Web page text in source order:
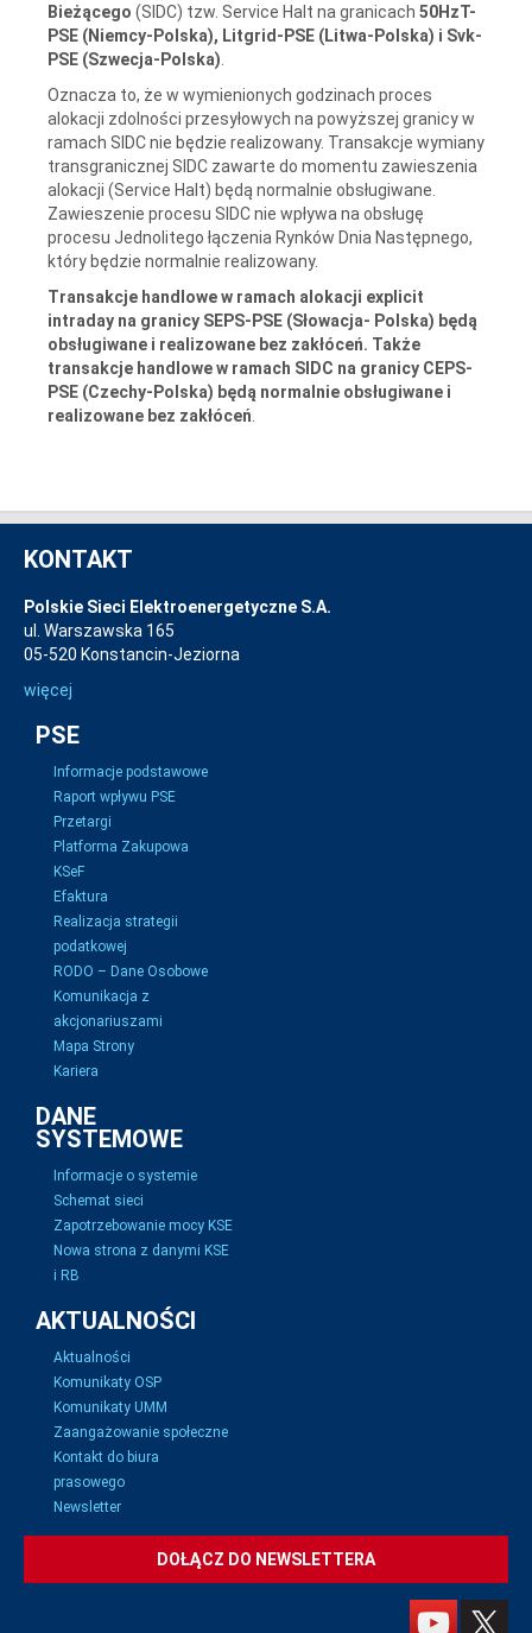
Bieżącego (SIDC) tzw. Service Halt na granicach 50HzT-
PSE (Niemcy-Polska), Litgrid-PSE (Litwa-Polska) i Svk-
PSE (Szwecja-Polska)
Oznacza to, że w wymienionych godzinach proces
alokacji zdolności przesyłowych na powyższej granicy w
ramach SIDC nie będzie realizowany. Transakcje wymiany
transgranicznej SIDC zawarte do momentu zawieszenia
alokacji (Service Halt) będą normalnie obsługiwane.
Zawieszenie procesu SIDC nie wpływa na obsługę
procesu Jednolitego łączenia Rynków Dnia Następnego,
który będzie normalnie realizowany.
Transakcje handlowe w ramach alokacji explicit
intraday na granicy SEPS-PSE (Słowacja- Polska) będą
obsługiwane i realizowane bez zakłóceń. Także
transakcje handlowe w ramach SIDC na granicy CEPS-
PSE (Czechy-Polska) będą normalnie obsługiwane i
realizowane bez zakłóceń
KONTAKT
Polskie Sieci Elektroenergetyczne S.A.
ul. Warszawska 165
05-520 Konstancin-Jeziorna
więcej
PSE
Informacje podstawowe
Raport wpływu PSE
Przetargi
Platforma Zakupowa
KSeF
Efaktura
Realizacja strategii
podatkowej
RODO – Dane Osobowe
Komunikacja z
akcjonariuszami
Mapa Strony
Kariera
DANE
SYSTEMOWE
Informacje o systemie
Schemat sieci
Zapotrzebowanie mocy KSE
Nowa strona z danymi KSE
i RB
AKTUALNOŚCI
Aktualności
Komunikaty OSP
Komunikaty UMM
Zaangażowanie społeczne
Kontakt do biura
prasowego
Newsletter
DOŁĄCZ DO NEWSLETTERA